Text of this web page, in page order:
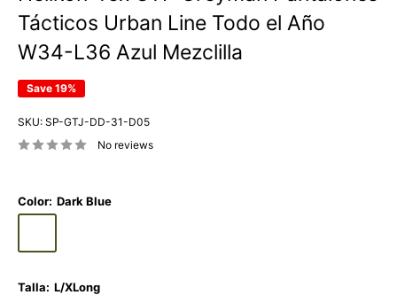
Tácticos Urban Line Todo el Año
W34-L36 Azul Mezclilla
Save 19%
SKU: SP-GTJ-DD-31-D05
No reviews
Color: Dark Blue
Blue
Talla: L/XLong